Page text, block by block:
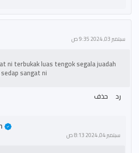
سبتمبر 03, 2024 9:35 ص
ni terbukak luas tengok segala juadah
sangat ni.
رد
حذف
سبتمبر 04, 2024 8:13 ص